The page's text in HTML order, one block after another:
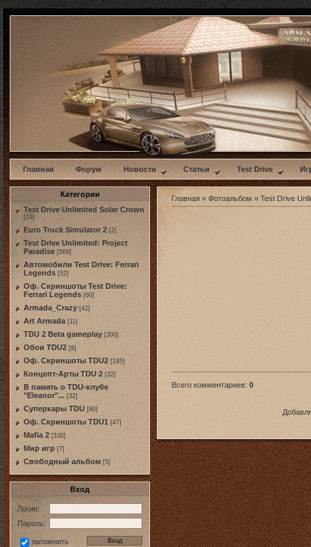
w
Главная Форум Новости Статьи Test Drive
Категории
Test Drive Unlimited Solar Crown
[19]
Euro Truck Simulator 2 [2]
Test Drive Unlimited: Project
Paradise [566]
Автомобили Test Drive: Ferrari
Legends [52]
Оф. Скриншоты Test Drive:
Ferrari Legends [60]
Armada_Crazy [42]
Art Armada [11]
TDU 2 Beta gameplay [300]
Обои TDU2 [8]
Оф. Скриншоты TDU2 [195]
Концепт-Арты TDU 2 [32]
В память о TDU-клубе
"Eleanor"... [32]
Суперкары TDU [80]
Оф. Скриншоты TDU1 [47]
Mafia 2 [100]
Мир игр [7]
Свободный альбом [5]
Вход
Логин:
Пароль:
запомнить
Главная » Фотоальбом » Test Drive
Всего комментариев: 0